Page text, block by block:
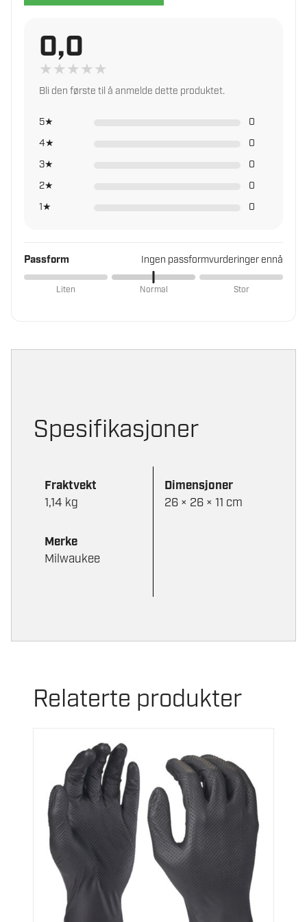
Hjelmer
Klær
Kuttbeskyttelse – ermer
Støvmasker
Annet verneutstyr
Rask levering fra vårt lager
Les mer om trygg handel i norsk faghandel
0,0
★★★★★
Bli den første til å anmelde dette produktet.
5★
0
4★
0
3★
0
2★
0
1★
0
Passform Ingen passformvurderinger ennå
Liten Normal Stor
Spesifikasjoner
Fraktvekt
1,14 kg
Dimensjoner
26 × 26 × 11 cm
Merke
Milwaukee
Relaterte produkter